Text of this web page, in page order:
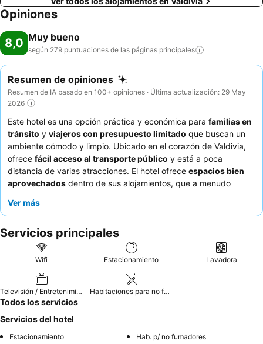
Opiniones
8,0 Muy bueno
según 279 puntuaciones de las páginas principales
Resumen de opiniones
Resumen de IA basado en 100+ opiniones · Última actualización: 29 May
2026
Este hotel es una opción práctica y económica para familias en
tránsito y viajeros con presupuesto limitado que buscan un
ambiente cómodo y limpio. Ubicado en el corazón de Valdivia,
ofrece fácil acceso al transporte público y está a poca
distancia de varias atracciones. El hotel ofrece espacios bien
aprovechados dentro de sus alojamientos, que a menudo
que las estancias más largas sean más cómodas. Los
excepcional del equipo de recepción, que se distingue por su
cálida bienvenida y amabilidad. Para una estancia más
tranquila, considere solicitar una habitación con vistas al jardín.
Ver más
Servicios principales
Wifi Estacionamiento Lavadora
Televisión / Entretenimiento Habitaciones para no fumadores
Todos los servicios
Servicios del hotel
Estacionamiento
Hab. p/ no fumadores